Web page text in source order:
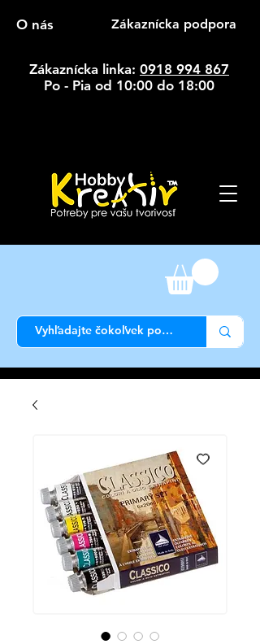
O nás Zákaznícka podpora
Zákaznícka linka: 0918 994 867
Po - Pia od 10:00 do 18:00